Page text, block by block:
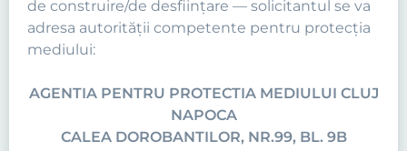
de construire/de desfiinţare — solicitantul se va
adresa autorităţii competente pentru protecţia
mediului:
AGENTIA PENTRU PROTECTIA MEDIULUI CLUJ
NAPOCA
CALEA DOROBANTILOR, NR.99, BL. 9B